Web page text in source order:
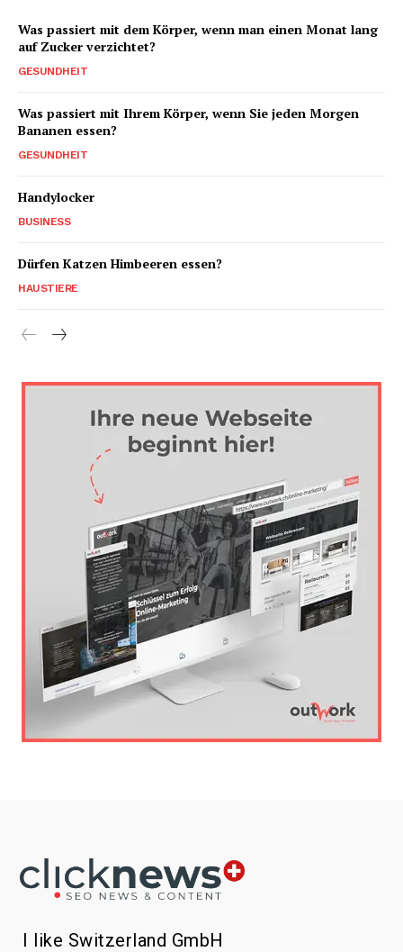
Was passiert mit dem Körper, wenn man einen Monat lang
auf Zucker verzichtet?
GESUNDHEIT
Was passiert mit Ihrem Körper, wenn Sie jeden Morgen
Bananen essen?
GESUNDHEIT
Handylocker
BUSINESS
Dürfen Katzen Himbeeren essen?
HAUSTIERE
I like Switzerland GmbH